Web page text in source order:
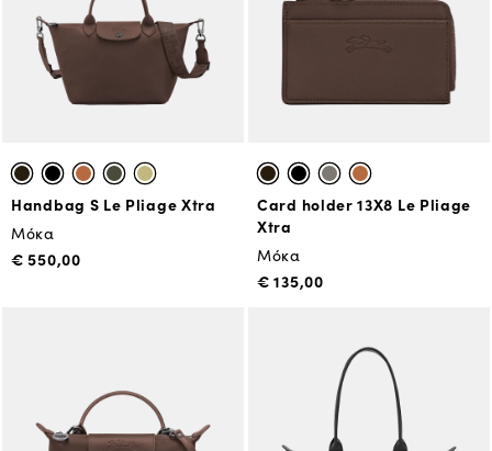
Handbag S Le Pliage Xtra
Μόκα
€ 550,00
Card holder 13X8 Le Pliage
Xtra
Μόκα
€ 135,00